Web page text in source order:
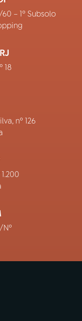
– 1º Subsolo
18
nº 126
Nº